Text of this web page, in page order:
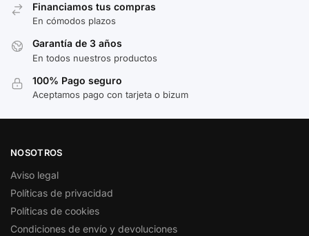
Financiamos tus compras
En cómodos plazos
Garantía de 3 años
En todos nuestros productos
100% Pago seguro
Aceptamos pago con tarjeta o bizum
NOSOTROS
Aviso legal
Políticas de privacidad
Políticas de cookies
Condiciones de envío y devoluciones